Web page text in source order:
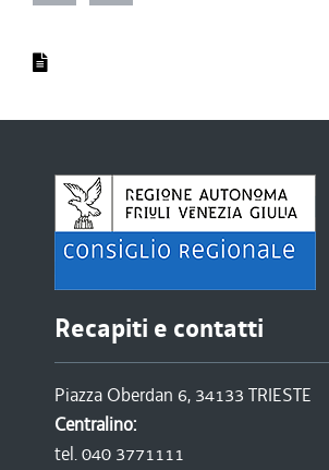
Recapiti e contatti
Piazza Oberdan 6, 34133 TRIESTE
Centralino:
tel. 040 3771111